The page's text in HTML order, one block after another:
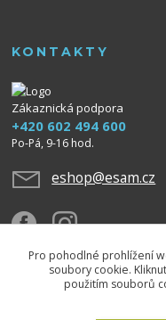
KONTAKTY
Zákaznická podpora
+420 602 494 600
Po-Pá, 9-16 hod.
eshop@esam.cz
Pro pohodlné prohlížení
soubory cookie.
použitím souborů